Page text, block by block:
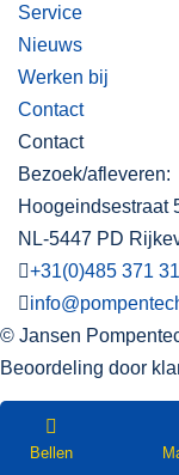
Service
Nieuws
Werken bij
Contact
Contact
Bezoek/afleveren:
Hoogeindsestraat
NL-5447 PD
+31(0)485 371
© Jansen
Beoordeling door
WEBSHOP
Bellen